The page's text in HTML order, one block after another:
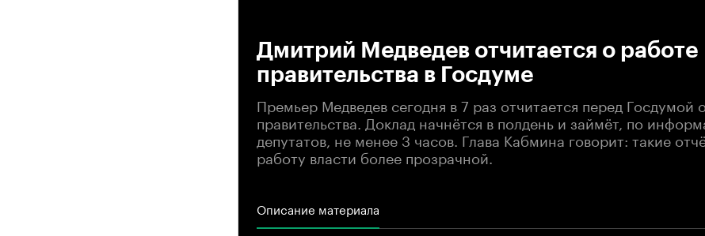
Дмитрий Медведев отчитается о работе
правительства в Госдуме
Премьер Медведев сегодня в 7 раз отчитается перед Госдумой
правительства. Доклад начнётся в полдень и займёт, по
депутатов, не менее 3 часов. Глава Кабмина говорит: такие
работу власти более прозрачной.
Описание материала